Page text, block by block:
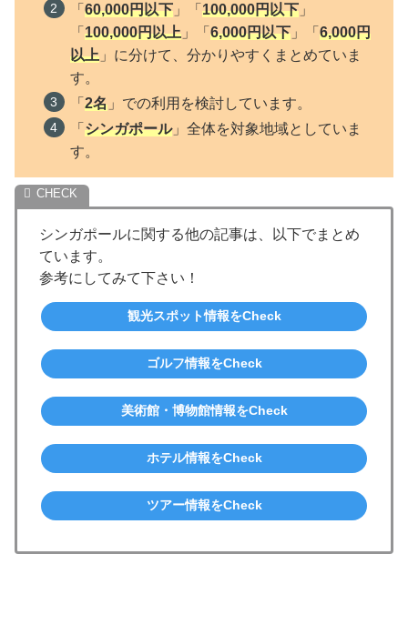
「60,000円以下 」「100,000円以下 」
「100,000円以上 」「6,000円以下 」「6,000円
以上 」に分けて、分かりやすくまとめていま
す。
「2名 」での利用を検討しています。
「シンガポール」全体を対象地域としていま
す。
シンガポールに関する他の記事は、以下でまとめ
ています。
参考にしてみて下さい！
観光スポット情報をCheck
ゴルフ情報をCheck
美術館・博物館情報をCheck
ホテル情報をCheck
ツアー情報をCheck